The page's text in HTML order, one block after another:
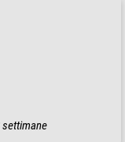
settimane